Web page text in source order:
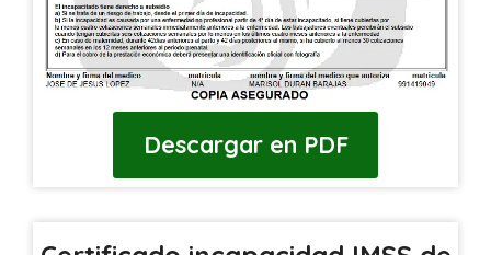
Descargar en PDF